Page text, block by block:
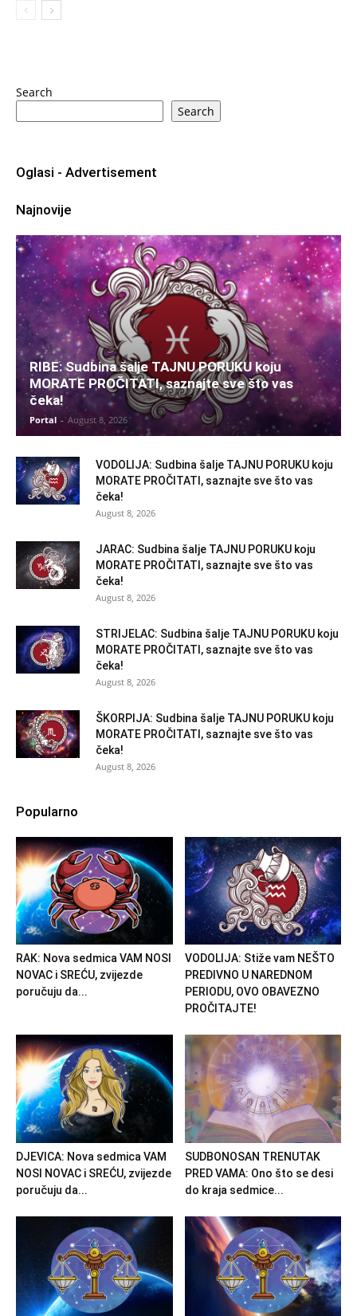
Search
Search
Oglasi - Advertisement
Najnovije
RIBE: Sudbina šalje TAJNU PORUKU koju
MORATE PROČITATI, saznajte sve što vas
čeka!
Portal - August 8, 2026
VODOLIJA: Sudbina šalje TAJNU PORUKU koju
MORATE PROČITATI, saznajte sve što vas
čeka!
August 8, 2026
JARAC: Sudbina šalje TAJNU PORUKU koju
MORATE PROČITATI, saznajte sve što vas
čeka!
August 8, 2026
STRIJELAC: Sudbina šalje TAJNU PORUKU koju
MORATE PROČITATI, saznajte sve što vas
čeka!
August 8, 2026
ŠKORPIJA: Sudbina šalje TAJNU PORUKU koju
MORATE PROČITATI, saznajte sve što vas
čeka!
August 8, 2026
Popularno
RAK: Nova sedmica VAM NOSI
NOVAC i SREĆU, zvijezde
poručuju da...
VODOLIJA: Stiže vam NEŠTO
PREDIVNO U NAREDNOM
PERIODU, OVO OBAVEZNO
PROČITAJTE!
DJEVICA: Nova sedmica VAM
NOSI NOVAC i SREĆU, zvijezde
poručuju da...
SUDBONOSAN TRENUTAK
PRED VAMA: Ono što se desi
do kraja sedmice...